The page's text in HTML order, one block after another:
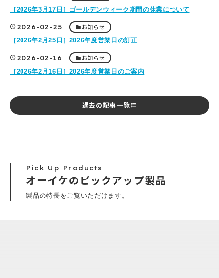
［2026年3月17日］ゴールデンウィーク期間の休業について
2026-02-25 お知らせ
［2026年2月25日］2026年度営業日の訂正
2026-02-16 お知らせ
［2026年2月16日］2026年度営業日のご案内
過去の記事一覧
Pick Up Products
オーイケのピックアップ製品
製品の特長をご覧いただけます。